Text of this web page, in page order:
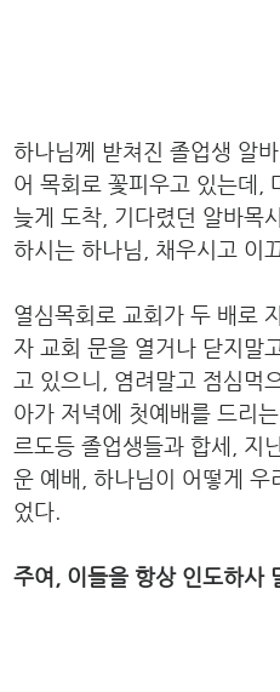
하나님께 받쳐진 졸업생 알
어 목회로 꽃피우고 있는데,
늦게 도착, 기다렸던 알바목
하시는 하나님, 채우시고 이
열심목회로 교회가 두 배로
자 교회 문을 열거나 닫지말
고 있으니, 염려말고 점심먹
아가 저녁에 첫예배를 드리
르도등 졸업생들과 합세, 지
운 예배, 하나님이 어떻게 우
었다.
주여, 이들을 항상 인도하사